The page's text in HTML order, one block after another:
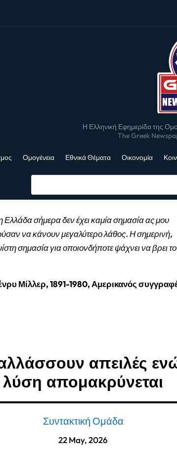
Η Ελληνική Εφημερίδα της
The Greek
Ομογένεια Εθνικά Θέματα Οικονομία
Ελλάδα σήμερα δεν έχει καμία σημασία ας μου
να κάνουν μεγαλύτερο λάθος. Η σημερινή,
σημασία για οποιονδήποτε ψάχνει να βρει
Μίλλερ, 1891-1980, Αμερικανός
απειλές
λύση απομακρύνεται
Συντακτική Ομάδα
22 May, 2026